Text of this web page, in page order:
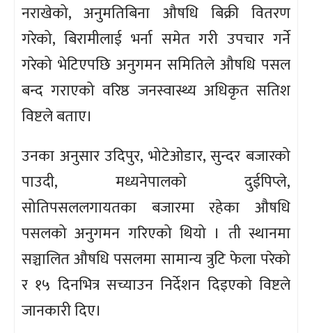
नराखेको, अनुमतिबिना औषधि बिक्री वितरण
गरेको, बिरामीलाई भर्ना समेत गरी उपचार गर्ने
गरेको भेटिएपछि अनुगमन समितिले औषधि पसल
बन्द गराएको वरिष्ठ जनस्वास्थ्य अधिकृत सतिश
विष्टले बताए।
उनका अनुसार उदिपुर, भोटेओडार, सुन्दर बजारको
पाउदी, मध्यनेपालको दुईपिप्ले,
सोतिपसललगायतका बजारमा रहेका औषधि
पसलको अनुगमन गरिएको थियो । ती स्थानमा
सञ्चालित औषधि पसलमा सामान्य त्रुटि फेला परेको
र १५ दिनभित्र सच्याउन निर्देशन दिइएको विष्टले
जानकारी दिए।